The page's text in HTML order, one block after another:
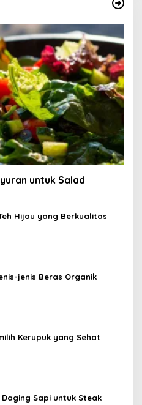
untuk Salad
Hijau yang Berkualitas
jenis Beras Organik
Kerupuk yang Sehat
Daging Sapi untuk Steak